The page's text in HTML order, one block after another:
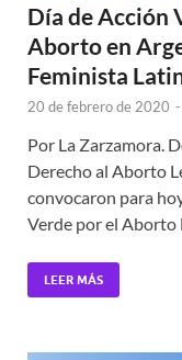
Día de Acción
Aborto en
Feminista
20 de febrero de 2020 -
Por La Zarzamora.
Derecho al Aborto
convocaron para
Verde por el Aborto
LEER MÁS